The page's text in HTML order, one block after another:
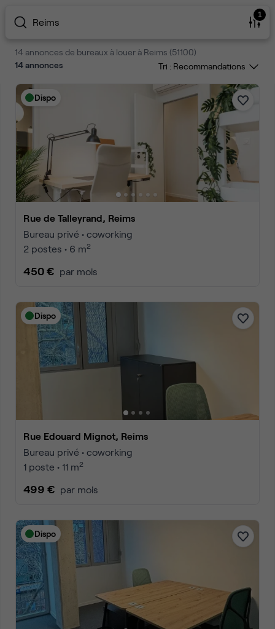
Reims
1
14 annonces de bureaux à louer à Reims (51100)
14annonces Tri :
Dispo
Rue de Talleyrand, Reims
Bureau privé • coworking
2 postes • 6 m2
450 € par mois
Dispo
Rue Edouard Mignot, Reims
Bureau privé • coworking
1 poste • 11 m2
499 € par mois
Dispo